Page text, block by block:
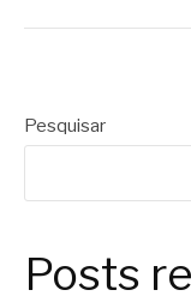
Pesquisar
Posts